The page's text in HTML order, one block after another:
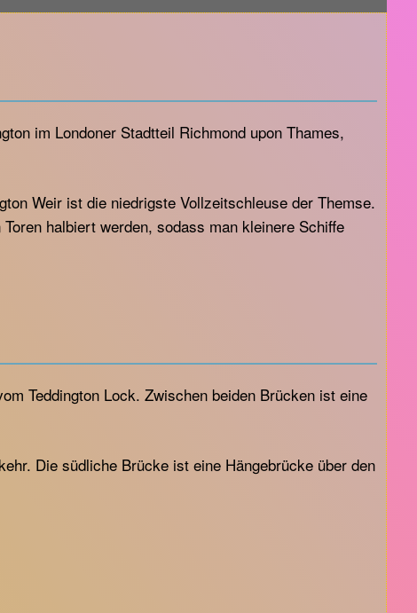
im Londoner Stadtteil Richmond upon Thames,
Weir ist die niedrigste Vollzeitschleuse der Themse.
halbiert werden, sodass man kleinere Schiffe
Teddington Lock. Zwischen beiden Brücken ist eine
Die südliche Brücke ist eine Hängebrücke über den